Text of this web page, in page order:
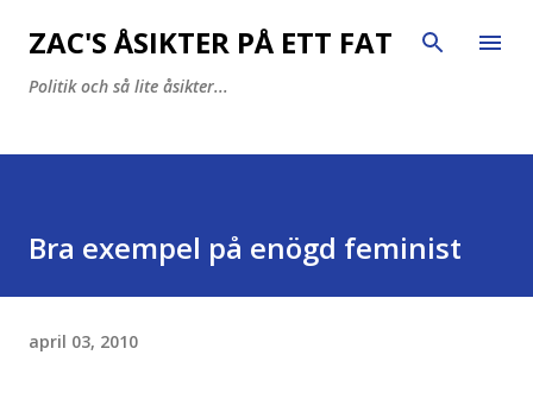
Fortsätt till huvudinnehåll
ZAC'S ÅSIKTER PÅ ETT FAT
Politik och så lite åsikter...
Bra exempel på enögd feminist
april 03, 2010